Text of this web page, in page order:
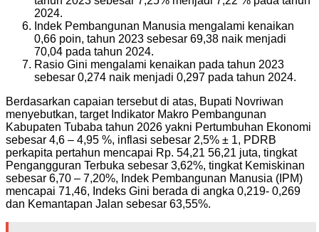
2024.
Indek Pembangunan Manusia mengalami kenaikan
0,66 poin, tahun 2023 sebesar 69,38 naik menjadi
70,04 pada tahun 2024.
Rasio Gini mengalami kenaikan pada tahun 2023
sebesar 0,274 naik menjadi 0,297 pada tahun 2024.
Berdasarkan capaian tersebut di atas, Bupati Novriwan
menyebutkan, target Indikator Makro Pembangunan
Kabupaten Tubaba tahun 2026 yakni Pertumbuhan Ekonomi
sebesar 4,6 – 4,95 %, inflasi sebesar 2,5% ± 1, PDRB
perkapita pertahun mencapai Rp. 54,21 56,21 juta, tingkat
Pengangguran Terbuka sebesar 3,62%, tingkat Kemiskinan
sebesar 6,70 – 7,20%, Indek Pembangunan Manusia (IPM)
mencapai 71,46, Indeks Gini berada di angka 0,219- 0,269
dan Kemantapan Jalan sebesar 63,55%.